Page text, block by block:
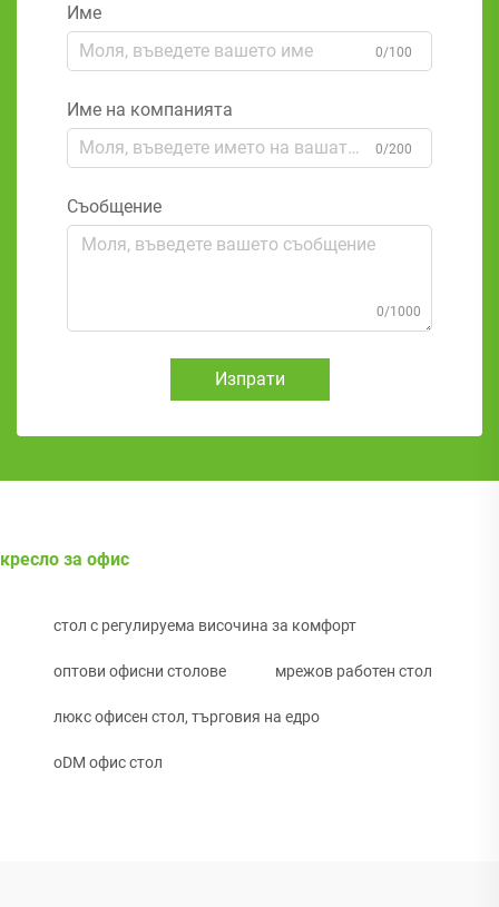
Име
0/100
Име на компанията
0/200
Съобщение
0/1000
Изпрати
кресло за офис
стол с регулируема височина за комфорт
оптови офисни столове мрежов работен стол
люкс офисен стол, търговия на едро
oDM офис стол